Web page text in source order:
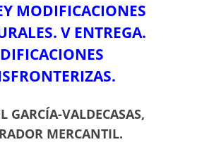
MODIFICACIONES
V ENTREGA.
GARCÍA-VALDECASAS,
MERCANTIL.